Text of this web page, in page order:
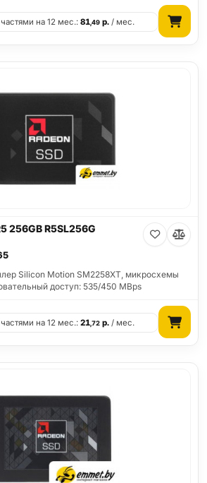
на 12 мес.:81,49 р. / мес.
256GB R5SL256G
Silicon Motion SM2258XT, микросхемы
доступ: 535/450 MBps
на 12 мес.:21,72 р. / мес.